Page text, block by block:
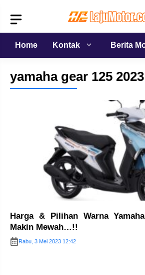
isi
Home
Kontak Berita
yamaha gear 125 2023
Harga & Pilihan Warna
Makin Mewah…!!
Rabu, 3 Mei 2023 12:42